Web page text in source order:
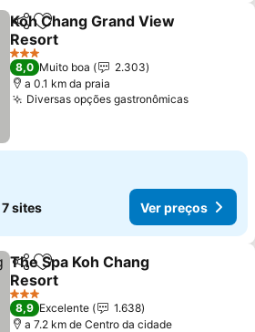
PartilharAdicionar aos favoritos
Koh Chang Grand View
Resort
3 Estrelas
8,0 Muito boa
2.303
a 0.1 km da praia
Diversas opções gastronômicas
7 sites Ver preços
PartilharAdicionar aos favoritos
The Spa Koh Chang
Resort
3 Estrelas
8,9 Excelente
1.638
a 7.2 km de Centro da cidade